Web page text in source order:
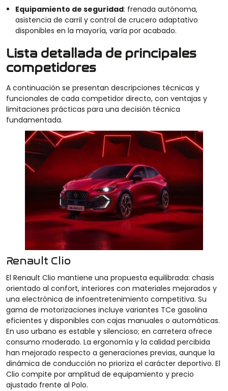
Equipamiento de seguridad: frenada autónoma,
asistencia de carril y control de crucero adaptativo
disponibles en la mayoría, varía por acabado.
Lista detallada de principales
competidores
A continuación se presentan descripciones técnicas y
funcionales de cada competidor directo, con ventajas y
limitaciones prácticas para una decisión técnica
fundamentada.
Renault Clio
El Renault Clio mantiene una propuesta equilibrada: chasis
orientado al confort, interiores con materiales mejorados y
una electrónica de infoentretenimiento competitiva. Su
gama de motorizaciones incluye variantes TCe gasolina
eficientes y disponibles con cajas manuales o automáticas.
En uso urbano es estable y silencioso; en carretera ofrece
consumo moderado. La ergonomía y la calidad percibida
han mejorado respecto a generaciones previas, aunque la
dinámica de conducción no prioriza el carácter deportivo. El
Clio compite por amplitud de equipamiento y precio
ajustado frente al Polo.